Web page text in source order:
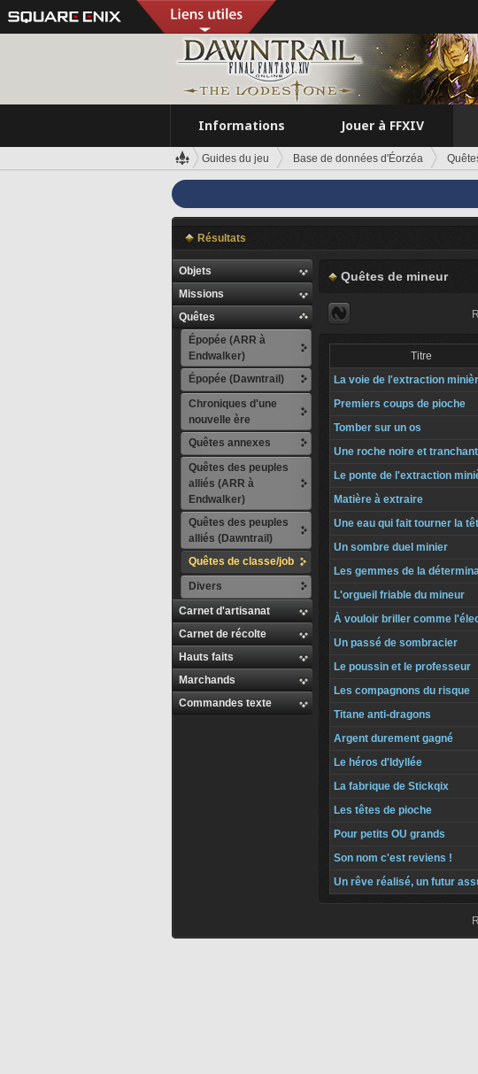
Informations Jouer à FFXIV
Guides du jeu Base de données d'Éorzéa
Résultats
Objets
Missions
Quêtes
Épopée (ARR à
Endwalker)
Épopée (Dawntrail)
Chroniques d'une
nouvelle ère
Quêtes annexes
Quêtes des peuples
alliés (ARR à
Endwalker)
Quêtes des peuples
alliés (Dawntrail)
Quêtes de classe/job
Divers
Carnet d'artisanat
Carnet de récolte
Hauts faits
Marchands
Commandes texte
Quêtes de mineur
Titre
La voie de l'extraction
Premiers coups de pioche
Tomber sur un os
Une roche noire et
Le ponte de l'extraction
Matière à extraire
Une eau qui fait tourner la
Un sombre duel minier
Les gemmes de la
L'orgueil friable du mineur
À vouloir briller comme
Un passé de sombracier
Le poussin et le professeur
Les compagnons du risque
Titane anti-dragons
Argent durement gagné
Le héros d'Idyllée
La fabrique de Stickqix
Les têtes de pioche
Pour petits OU grands
Son nom c'est reviens !
Un rêve réalisé, un futur